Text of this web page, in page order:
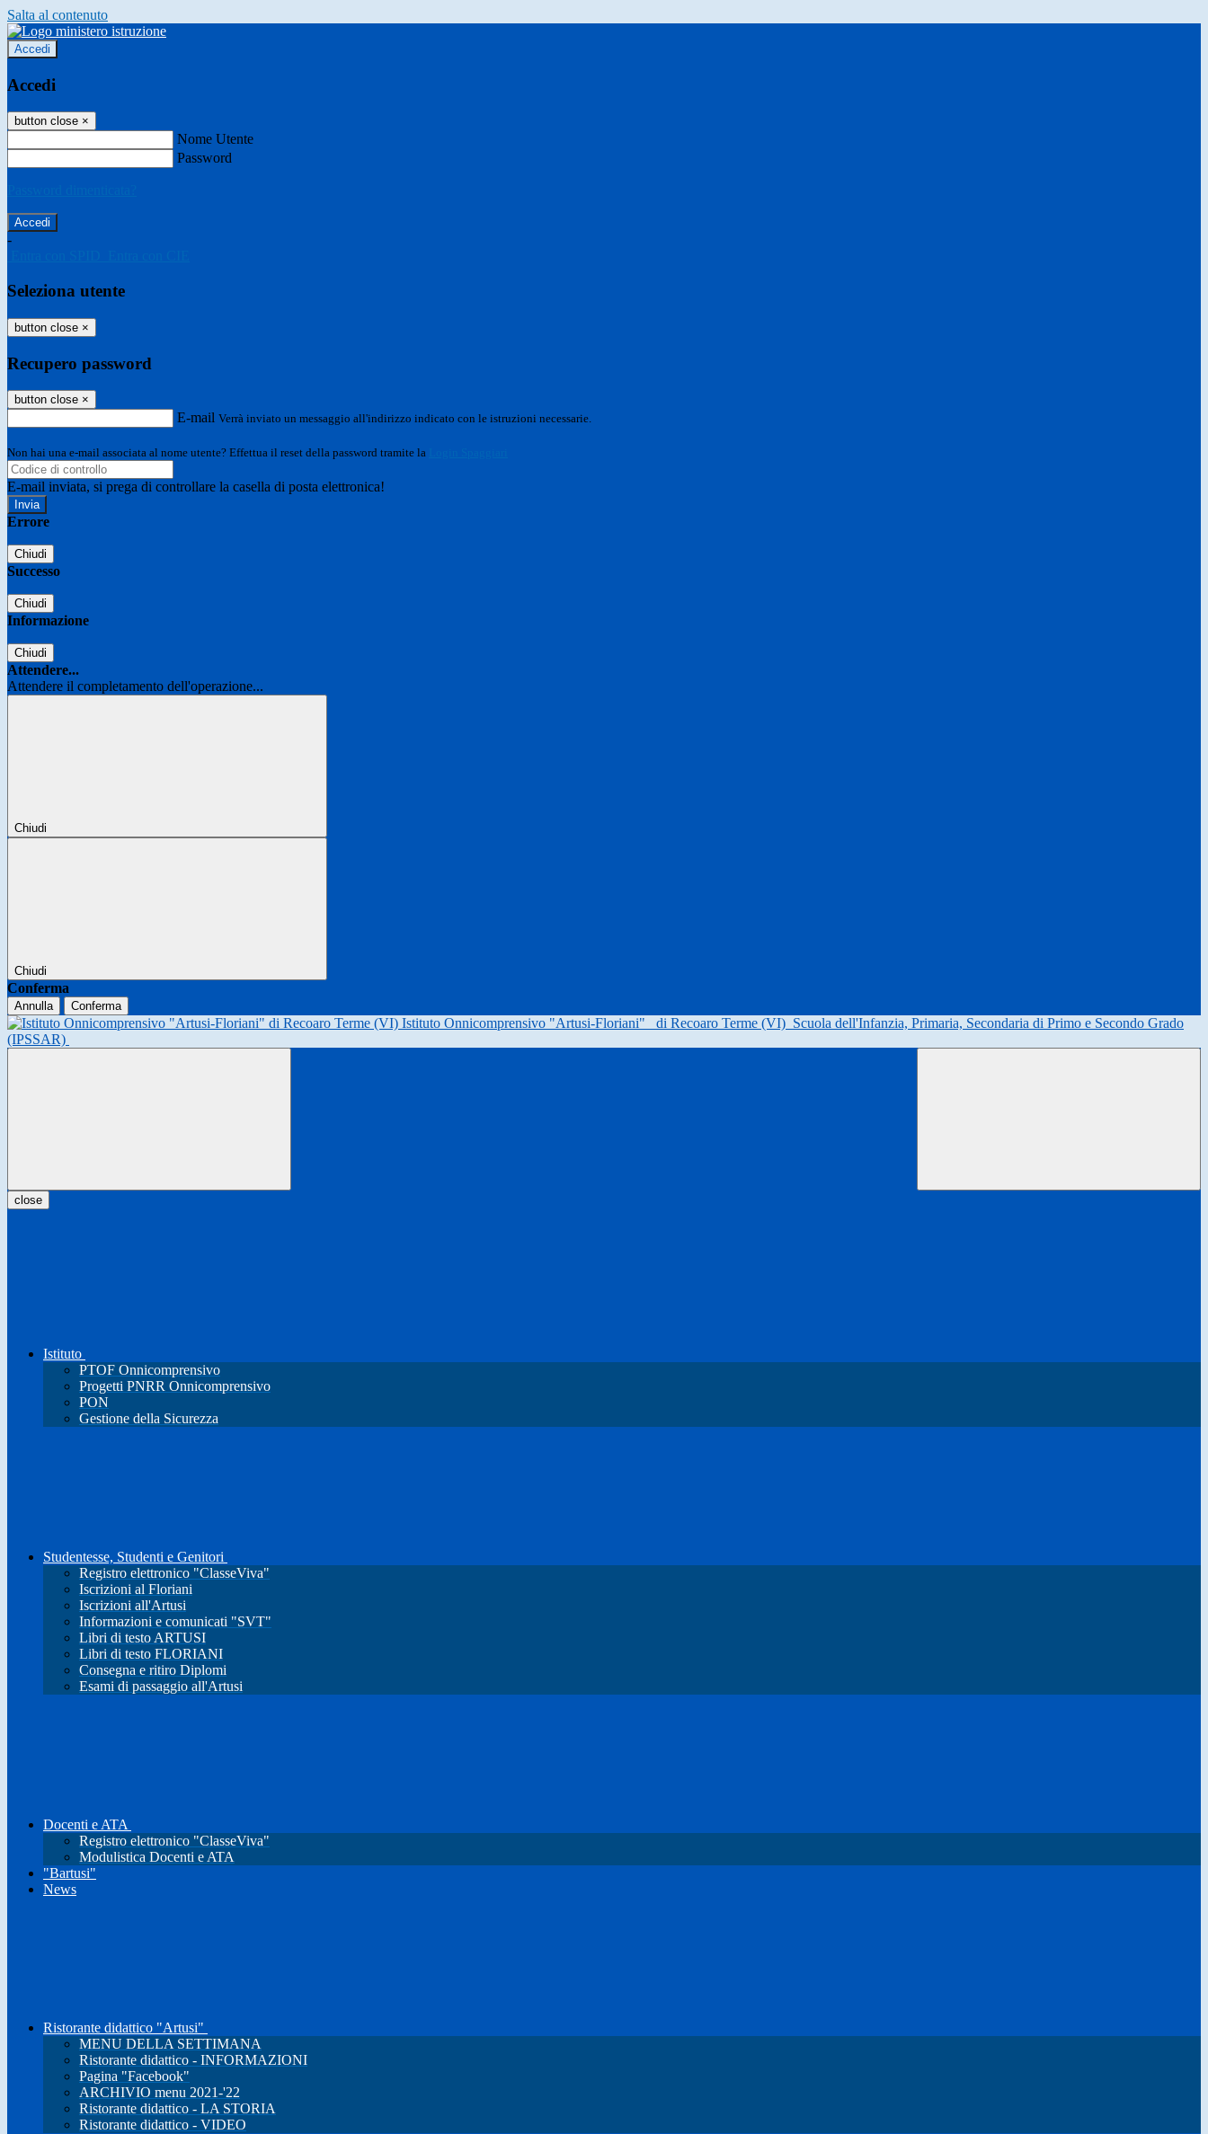
Salta al contenuto
Accedi
Accedi
button close ×
Nome Utente
Password
-
Seleziona utente
button close ×
Recupero password
button close ×
E-mail Verrà inviato un messaggio all'indirizzo indicato con le istruzioni necessarie.
Non hai una e-mail associata al nome utente? Effettua il reset della password tramite la
E-mail inviata, si prega di controllare la casella di posta elettronica!
Errore
Chiudi
Successo
Chiudi
Informazione
Chiudi
Attendere...
Attendere il completamento dell'operazione...
Chiudi
Chiudi
Conferma
Annulla Conferma
Istituto Onnicomprensivo "Artusi-Floriani" di Recoaro Terme (VI) Scuola dell'Infanzia, Primaria, Secondaria di Primo e Secondo Grado
(IPSSAR)
close
Istituto
PTOF Onnicomprensivo
Progetti PNRR Onnicomprensivo
PON
Gestione della Sicurezza
Studentesse, Studenti e Genitori
Registro elettronico "ClasseViva"
Iscrizioni al Floriani
Iscrizioni all'Artusi
Informazioni e comunicati "SVT"
Libri di testo ARTUSI
Libri di testo FLORIANI
Consegna e ritiro Diplomi
Esami di passaggio all'Artusi
Docenti e ATA
Registro elettronico "ClasseViva"
Modulistica Docenti e ATA
"Bartusi"
News
Ristorante didattico "Artusi"
MENU DELLA SETTIMANA
Ristorante didattico - INFORMAZIONI
Pagina "Facebook"
ARCHIVIO menu 2021-'22
Ristorante didattico - LA STORIA
Ristorante didattico - VIDEO